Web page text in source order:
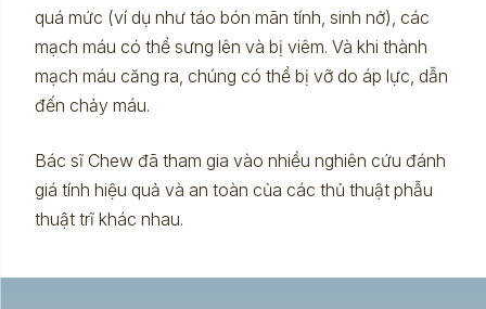
quá mức (ví dụ như táo bón mãn tính, sinh nở), các
mạch máu có thể sưng lên và bị viêm. Và khi thành
mạch máu căng ra, chúng có thể bị vỡ do áp lực, dẫn
đến chảy máu.
Bác sĩ Chew đã tham gia vào nhiều nghiên cứu đánh
giá tính hiệu quả và an toàn của các thủ thuật phẫu
thuật trĩ khác nhau.